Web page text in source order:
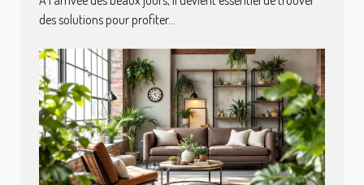
des solutions pour profiter...